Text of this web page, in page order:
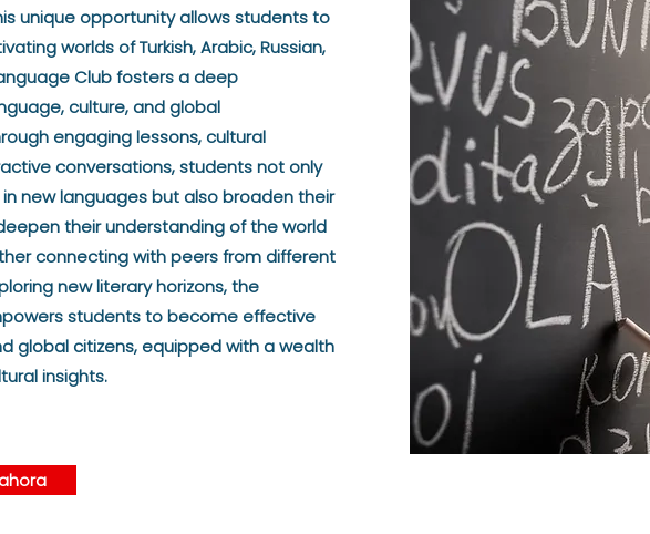
unique opportunity allows students to
worlds of Turkish, Arabic, Russian,
Club fosters a deep
culture, and global
engaging lessons, cultural
conversations, students not only
new languages but also broaden their
their understanding of the world
connecting with peers from different
new literary horizons, the
students to become effective
global citizens, equipped with a wealth
insights.